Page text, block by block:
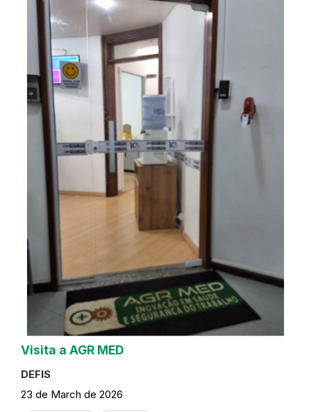
Visita a AGR MED
DEFIS
23 de March de 2026